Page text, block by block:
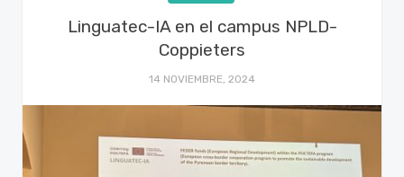
Linguatec-IA en el campus NPLD-
Coppieters
14 NOVIEMBRE, 2024